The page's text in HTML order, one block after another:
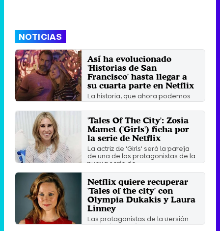
NOTICIAS
Así ha evolucionado
'Historias de San
Francisco' hasta llegar a
su cuarta parte en Netflix
La historia, que ahora podemos
ver en la plataforma de pago,
comenzó a ser contada en un ...
Martes 20 Agosto 2019 11:09
'Tales Of The City': Zosia
Mamet ('Girls') ficha por
la serie de Netflix
La actriz de 'Girls' será la pareja
de una de las protagonistas de la
nueva serie de ...
Miércoles 24 Octubre 2018 19:32
Netflix quiere recuperar
'Tales of the city' con
Olympia Dukakis y Laura
Linney
Las protagonistas de la versión
original volverán a retomar sus